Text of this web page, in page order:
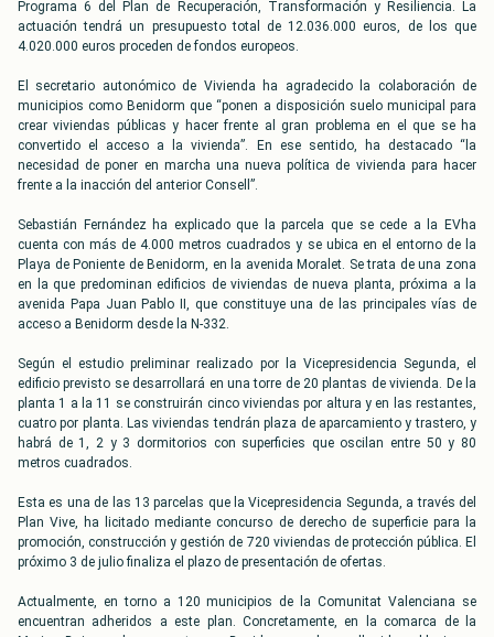
Programa 6 del Plan de Recuperación, Transformación y Resiliencia. La
actuación tendrá un presupuesto total de 12.036.000 euros, de los que
4.020.000 euros proceden de fondos europeos.
El secretario autonómico de Vivienda ha agradecido la colaboración de
municipios como Benidorm que “ponen a disposición suelo municipal para
crear viviendas públicas y hacer frente al gran problema en el que se ha
convertido el acceso a la vivienda”. En ese sentido, ha destacado “la
necesidad de poner en marcha una nueva política de vivienda para hacer
frente a la inacción del anterior Consell”.
Sebastián Fernández ha explicado que la parcela que se cede a la EVha
cuenta con más de 4.000 metros cuadrados y se ubica en el entorno de la
Playa de Poniente de Benidorm, en la avenida Moralet. Se trata de una zona
en la que predominan edificios de viviendas de nueva planta, próxima a la
avenida Papa Juan Pablo II, que constituye una de las principales vías de
acceso a Benidorm desde la N-332.
Según el estudio preliminar realizado por la Vicepresidencia Segunda, el
edificio previsto se desarrollará en una torre de 20 plantas de vivienda. De la
planta 1 a la 11 se construirán cinco viviendas por altura y en las restantes,
cuatro por planta. Las viviendas tendrán plaza de aparcamiento y trastero, y
habrá de 1, 2 y 3 dormitorios con superficies que oscilan entre 50 y 80
metros cuadrados.
Esta es una de las 13 parcelas que la Vicepresidencia Segunda, a través del
Plan Vive, ha licitado mediante concurso de derecho de superficie para la
promoción, construcción y gestión de 720 viviendas de protección pública. El
próximo 3 de julio finaliza el plazo de presentación de ofertas.
Actualmente, en torno a 120 municipios de la Comunitat Valenciana se
encuentran adheridos a este plan. Concretamente, en la comarca de la